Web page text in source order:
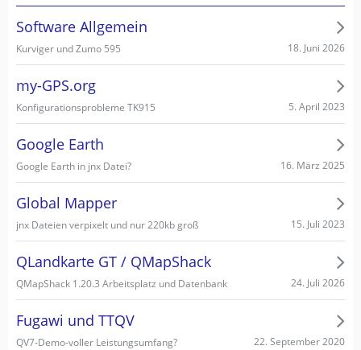
Software Allgemein
Kurviger und Zumo 595 18. Juni 2026
my-GPS.org
Konfigurationsprobleme TK915 5. April 2023
Google Earth
Google Earth in jnx Datei? 16. März 2025
Global Mapper
jnx Dateien verpixelt und nur 220kb groß 15. Juli 2023
QLandkarte GT / QMapShack
QMapShack 1.20.3 Arbeitsplatz und Datenbank 24. Juli 2026
Fugawi und TTQV
QV7-Demo-voller Leistungsumfang? 22. September 2020